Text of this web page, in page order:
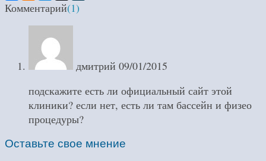
Комментарий(1)
дмитрий 09/01/2015
подскажите есть ли официальный сайт этой
клиники? если нет, есть ли там бассейн и физео
процедуры?
Оставьте свое мнение